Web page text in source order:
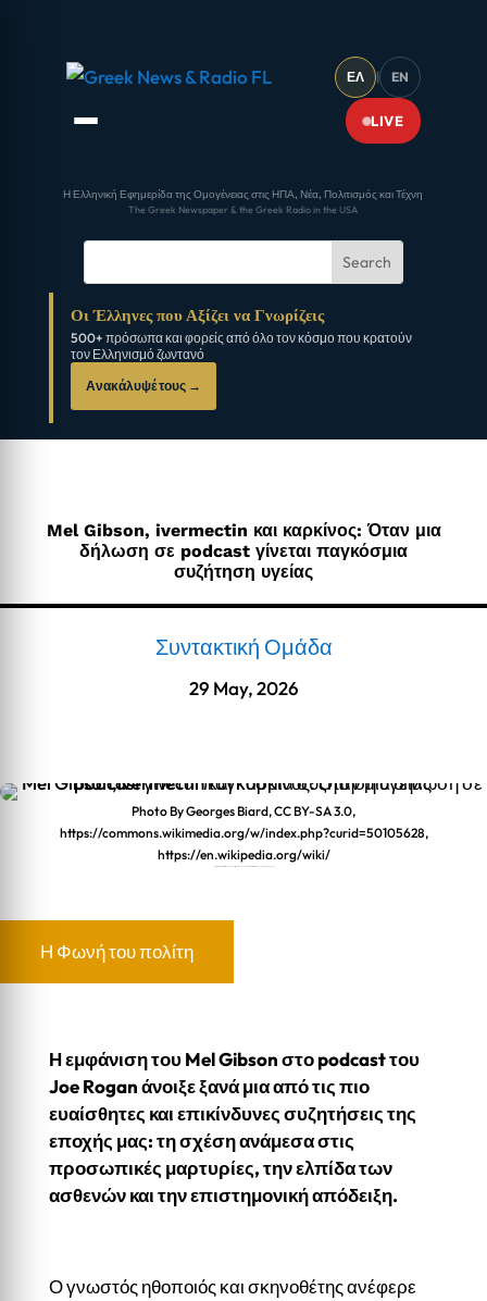
ΕΛ | EN
LIVE
Η Ελληνική Εφημερίδα της Ομογένειας στις ΗΠΑ, Νέα, Πολιτισμός και Τέχνη
The Greek Newspaper & the Greek Radio in the USA
Οι Έλληνες που Αξίζει να Γνωρίζεις
500+ πρόσωπα και φορείς από όλο τον κόσμο που κρατούν
τον Ελληνισμό ζωντανό
Ανακάλυψέ τους →
Mel Gibson, ivermectin και καρκίνος: Όταν μια
δήλωση σε podcast γίνεται παγκόσμια
συζήτηση υγείας
Συντακτική Ομάδα
29 May, 2026
Photo By Georges Biard, CC BY-SA 3.0,
https://commons.wikimedia.org/w/index.php?curid=50105628,
https://en.wikipedia.org/wiki/
Η Φωνή του πολίτη
Η εμφάνιση του Mel Gibson στο podcast του
Joe Rogan άνοιξε ξανά μια από τις πιο
ευαίσθητες και επικίνδυνες συζητήσεις της
εποχής μας: τη σχέση ανάμεσα στις
προσωπικές μαρτυρίες, την ελπίδα των
ασθενών και την επιστημονική απόδειξη.
Ο γνωστός ηθοποιός και σκηνοθέτης ανέφερε